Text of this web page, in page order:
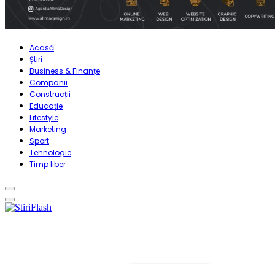
Acasă
Știri
Business & Finanțe
Companii
Construcții
Educație
Lifestyle
Marketing
Sport
Tehnologie
Timp liber